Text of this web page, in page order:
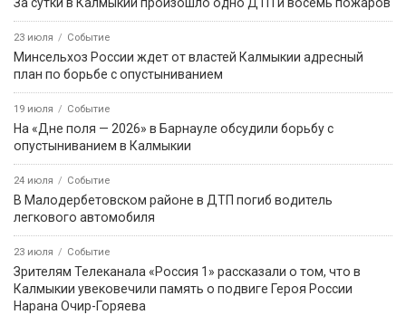
За сутки в Калмыкии произошло одно ДТП и восемь пожаров
23 июля Событие
Минсельхоз России ждет от властей Калмыкии адресный
план по борьбе с опустыниванием
19 июля Событие
На «Дне поля — 2026» в Барнауле обсудили борьбу с
опустыниванием в Калмыкии
24 июля Событие
В Малодербетовском районе в ДТП погиб водитель
легкового автомобиля
23 июля Событие
Зрителям Телеканала «Россия 1» рассказали о том, что в
Калмыкии увековечили память о подвиге Героя России
Нарана Очир-Горяева